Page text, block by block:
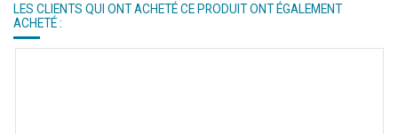
LES CLIENTS QUI ONT ACHETÉ CE PRODUIT ONT ÉGALEMENT
ACHETÉ :